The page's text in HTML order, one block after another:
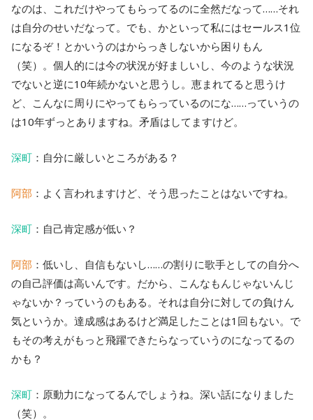
なのは、これだけやってもらってるのに全然だなって……それ
は自分のせいだなって。でも、かといって私にはセールス1位
になるぞ！とかいうのはからっきしないから困りもん
（笑）。個人的には今の状況が好ましいし、今のような状況
でないと逆に10年続かないと思うし。恵まれてると思うけ
ど、こんなに周りにやってもらっているのにな……っていうの
は10年ずっとありますね。矛盾はしてますけど。
深町 ：自分に厳しいところがある？
阿部 ：よく言われますけど、そう思ったことはないですね。
深町 ：自己肯定感が低い？
阿部 ：低いし、自信もないし……の割りに歌手としての自分へ
の自己評価は高いんです。だから、こんなもんじゃないんじ
ゃないか？っていうのもある。それは自分に対しての負けん
気というか。達成感はあるけど満足したことは1回もない。で
もその考えがもっと飛躍できたらなっていうのになってるの
かも？
深町 ：原動力になってるんでしょうね。深い話になりました
（笑）。